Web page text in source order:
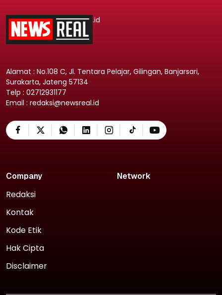
.id
Alamat : No.108 C, Jl. Tentara Pelajar, Gilingan, Banjarsari,
Surakarta, Jateng 57134
Telp : 02712931177
Email : redaksi@newsreal.id
Company
Redaksi
Kontak
Kode Etik
Hak Cipta
Disclaimer
Network